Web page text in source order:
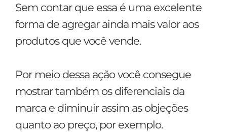
Sem contar que essa é uma excelente
forma de agregar ainda mais valor aos
produtos que você vende.
Por meio dessa ação você consegue
mostrar também os diferenciais da
marca e diminuir assim as objeções
quanto ao preço, por exemplo.